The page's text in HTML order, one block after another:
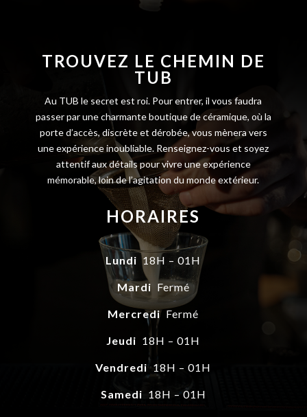
TROUVEZ LE CHEMIN DE
TUB
Au TUB le secret est roi. Pour entrer, il vous faudra
passer par une charmante boutique de céramique, où la
porte d’accès, discrète et dérobée, vous mènera vers
une expérience inoubliable. Renseignez-vous et soyez
attentif aux détails pour vivre une expérience
mémorable, loin de l’agitation du monde extérieur.
HORAIRES
Lundi18H – 01H
Mardi Fermé
MercrediFermé
Jeudi 18H – 01H
Vendredi18H – 01H
Samedi 18H – 01H